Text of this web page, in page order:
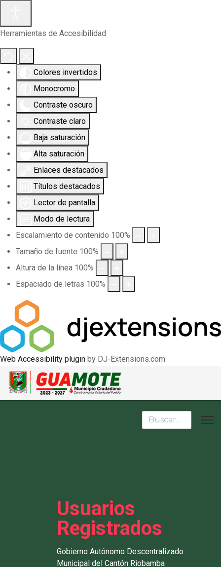
Herramientas de Accesibilidad
Colores invertidos
Monocromo
Contraste oscuro
Contraste claro
Baja saturación
Alta saturación
Enlaces destacados
Títulos destacados
Lector de pantalla
Modo de lectura
Escalamiento de contenido 100%
Tamaño de fuente 100%
Altura de la línea 100%
Espaciado de letras 100%
Web Accessibility plugin by DJ-Extensions.com
Buscar
Usuarios
Registrados
Gobierno Autónomo Descentralizado
Municipal del Cantón Riobamba